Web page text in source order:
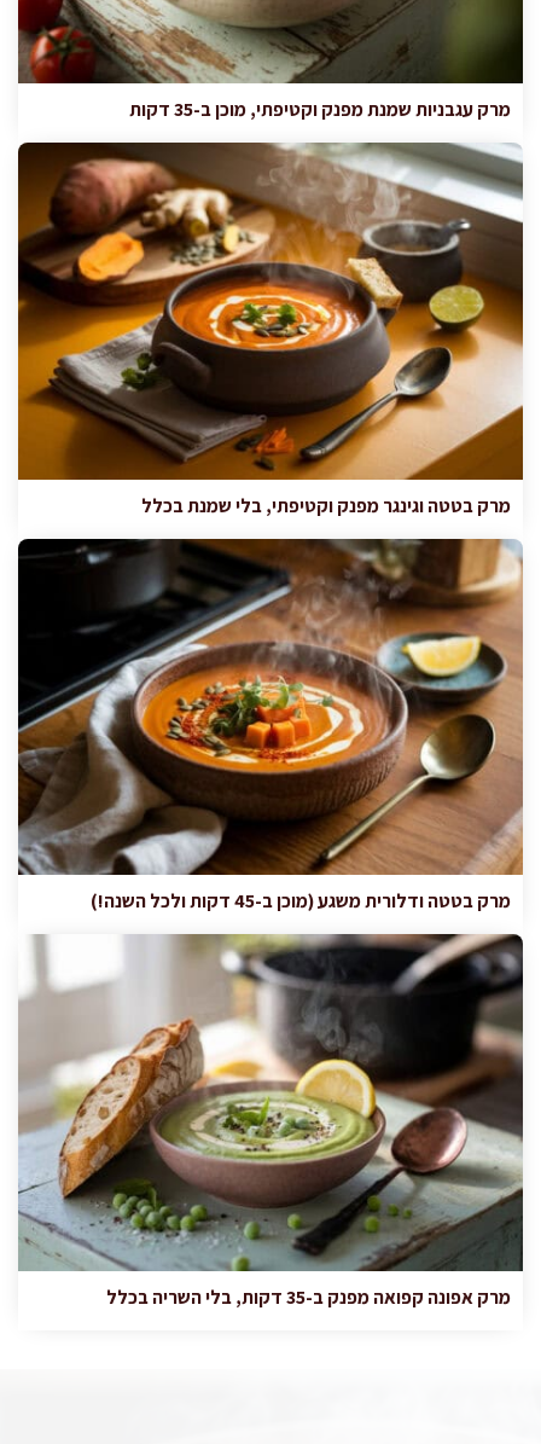
מרק עגבניות שמנת מפנק וקטיפתי, מוכן ב-35 דקות
מרק בטטה וגינגר מפנק וקטיפתי, בלי שמנת בכלל
מרק בטטה ודלורית משגע (מוכן ב-45 דקות ולכל השנה!)
מרק אפונה קפואה מפנק ב-35 דקות, בלי השריה בכלל